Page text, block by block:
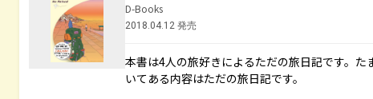
D-Books
2018.04.12 発売
本書は4人の旅好きによるただの旅日記です。
いてある内容はただの旅日記です。